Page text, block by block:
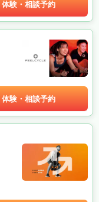
体験・相談予約
体験・相談予約